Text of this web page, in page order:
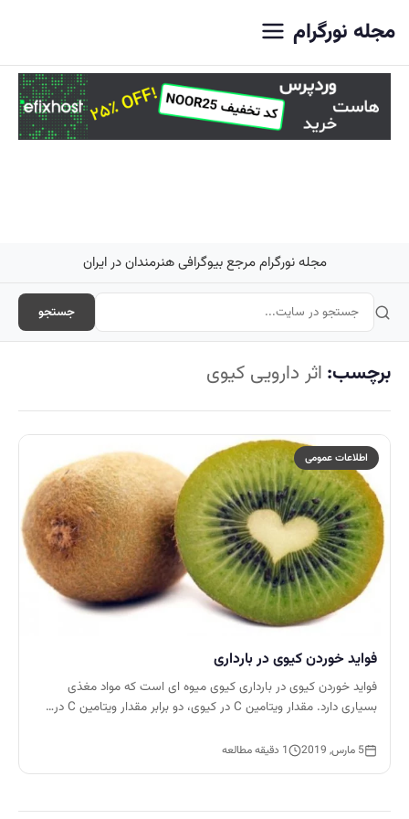
مجله نورگرام
مجله نورگرام مرجع بیوگرافی هنرمندان در ایران
جستجو
برچسب: اثر دارویی کیوی
اطلاعات عمومی
فواید خوردن کیوی در بارداری
فواید خوردن کیوی در بارداری کیوی میوه ای است که مواد مغذی
بسیاری دارد. مقدار ویتامین C در کیوی، دو برابر مقدار ویتامین C در…
5 مارس, 2019 1 دقیقه مطالعه